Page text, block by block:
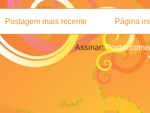
Postagem mais recente Página
Assinar:Postar